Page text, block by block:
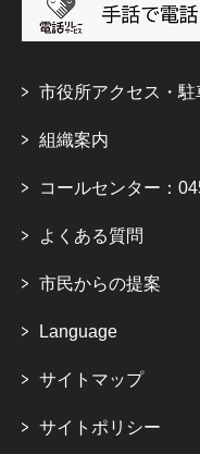
市役所アクセス・駐
組織案内
コールセンター：
よくある質問
市民からの提案
Language
サイトマップ
サイトポリシー